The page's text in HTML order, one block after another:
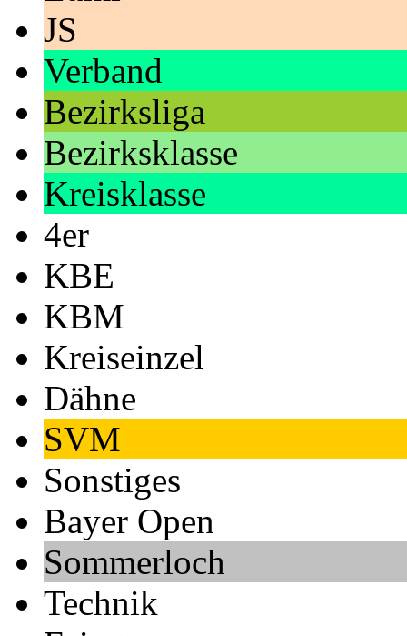
JS
Verband
Bezirksliga
Bezirksklasse
Kreisklasse
4er
KBE
KBM
Kreiseinzel
Dähne
SVM
Sonstiges
Bayer Open
Sommerloch
Technik